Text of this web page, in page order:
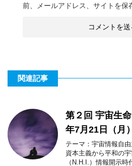
前、メールアドレス、サイトを保
関連記事
第２回 宇宙生
年7月21日（月
テーマ：宇宙情報自
資本主義から平和の
（N.H.I.）情報開示